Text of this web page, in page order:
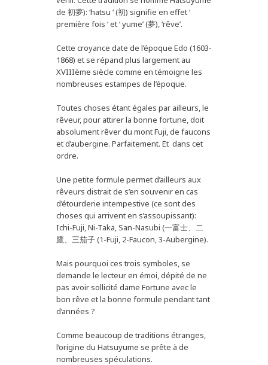
de 初夢): ‘hatsu ‘ (初) signifie en effet ‘
première fois ‘ et ‘ yume’ (夢), ‘rêve’.
Cette croyance date de l’époque Edo (1603-
1868) et se répand plus largement au
XVIIIème siècle comme en témoigne les
nombreuses estampes de l’époque.
Toutes choses étant égales par ailleurs, le
rêveur, pour attirer la bonne fortune, doit
absolument rêver du mont Fuji, de faucons
et d’aubergine. Parfaitement. Et dans cet
ordre.
Une petite formule permet d’ailleurs aux
rêveurs distrait de s’en souvenir en cas
d’étourderie intempestive (ce sont des
choses qui arrivent en s’assoupissant):
Ichi-Fuji, Ni-Taka, San-Nasubi (一富士、二
鷹、三茄子 (1-Fuji, 2-Faucon, 3-Aubergine).
Mais pourquoi ces trois symboles, se
demande le lecteur en émoi, dépité de ne
pas avoir sollicité dame Fortune avec le
bon rêve et la bonne formule pendant tant
d’années ?
Comme beaucoup de traditions étranges,
l’origine du Hatsuyume se prête à de
nombreuses spéculations.